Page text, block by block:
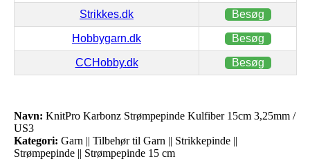
Strikkes.dk Besøg
Hobbygarn.dk Besøg
CCHobby.dk Besøg
Navn: KnitPro Karbonz Strømpepinde Kulfiber 15cm 3,25mm /
US3
Kategori: Garn || Tilbehør til Garn || Strikkepinde ||
Strømpepinde || Strømpepinde 15 cm